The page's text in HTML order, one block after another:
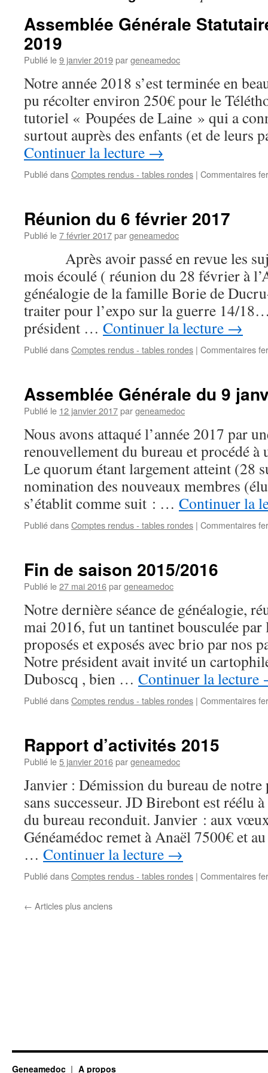
Assemblée Générale
2019
Publié le9 janvier 2019pargeneamedoc
Notre année 2018 s’est terminée en
pu récolter environ 250€ pour le
tutoriel « Poupées de Laine » qui a
surtout auprès des enfants (et de leurs
Continuer la lecture →
Publié dansComptes rendus - tables rondes | Commentaires
Réunion du 6 février 2017
Publié le7 février 2017pargeneamedoc
Après avoir passé en revue les
mois écoulé ( réunion du 28 février à
généalogie de la famille Borie de
traiter pour l’expo sur la guerre
président … Continuer la lecture →
Publié dansComptes rendus - tables rondes | Commentaires
Assemblée Générale du 9
Publié le 12 janvier 2017pargeneamedoc
Nous avons attaqué l’année 2017 par
renouvellement du bureau et procédé à
Le quorum étant largement atteint (28
nomination des nouveaux membres
s’établit comme suit : … Continuer la
Publié dansComptes rendus - tables rondes | Commentaires
Fin de saison 2015/2016
Publié le27 mai 2016pargeneamedoc
Notre dernière séance de généalogie,
mai 2016, fut un tantinet bousculée par
proposés et exposés avec brio
Notre président avait invité un
Duboscq , bien … Continuer la lecture
Publié dansComptes rendus - tables rondes | Commentaires
Rapport d’activités 2015
Publié le5 janvier 2016pargeneamedoc
Janvier : Démission du bureau de notre
sans successeur. JD Birebont est réélu
du bureau reconduit. Janvier : aux
Généamédoc remet à Anaël 7500€ et
… Continuer la lecture →
Publié dansComptes rendus - tables rondes | Commentaires
← Articles plus anciens
Geneamedoc A propos